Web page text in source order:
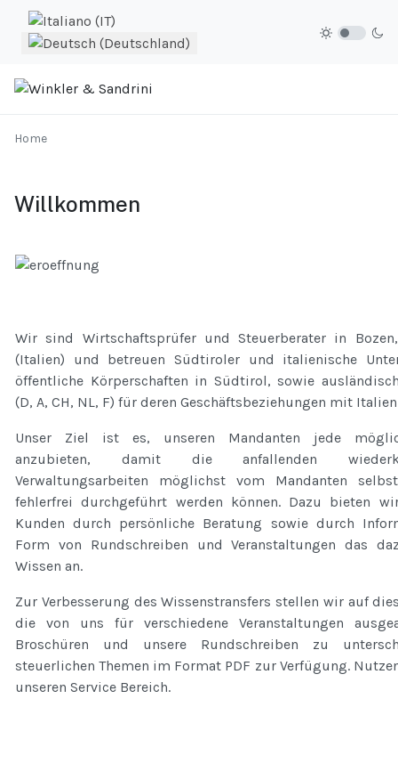
Sprache auswählen
Home
Willkommen
Wir sind Wirtschaftsprüfer und Steuerberater in
(Italien) und betreuen Südtiroler und italienische
öffentliche Körperschaften in Südtirol, sowie
(D, A, CH, NL, F) für deren Geschäftsbeziehungen mit
Unser Ziel ist es, unseren Mandanten jede
anzubieten, damit die anfallenden
Verwaltungsarbeiten möglichst vom Mandanten
fehlerfrei durchgeführt werden können. Dazu bieten
Kunden durch persönliche Beratung sowie durch
Form von Rundschreiben und Veranstaltungen das
Wissen an.
Zur Verbesserung des Wissenstransfers stellen wir auf
die von uns für verschiedene Veranstaltungen
Broschüren und unsere Rundschreiben zu
steuerlichen Themen im Format PDF zur Verfügung.
unseren Service Bereich.